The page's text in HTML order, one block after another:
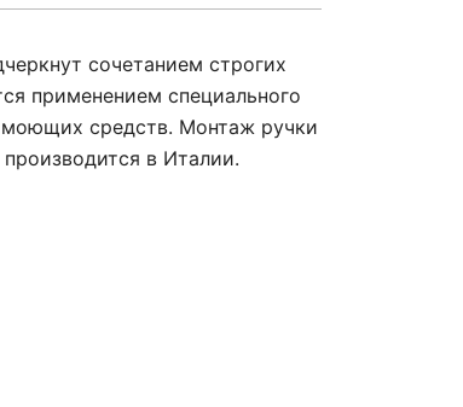
сочетанием строгих
применением специального
моющих средств. Монтаж ручки
в Италии.